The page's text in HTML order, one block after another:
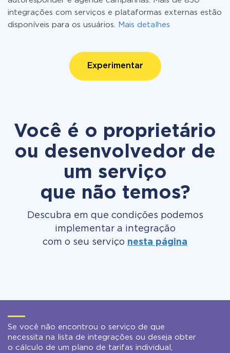
integrações com serviços e plataformas externas estão
disponíveis para os usuários.
Mais detalhes
Experimentar
Você é o proprietário
ou desenvolvedor de
um serviço
que não temos?
Descubra em que condições podemos
implementar a integração
com o seu serviço nesta página
Se você não encontrou o serviço de que
necessita na lista de integrações ou deseja obter
o cálculo de um plano de tarifas individual,